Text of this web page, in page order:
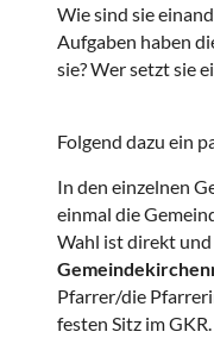
Wie sind sie
Aufgaben haben
sie? Wer setzt sie
Folgend dazu ein
In den einzelnen
einmal die
Wahl ist direkt
Pfarrer/die
festen Sitz im